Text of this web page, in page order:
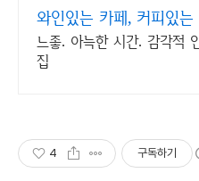
와인있는 카페, 커피있는
느좋. 아늑한 시간. 감각적
집
4 구독하기